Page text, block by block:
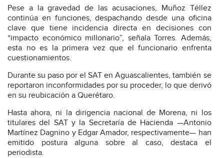
Pese a la gravedad de las acusaciones, Muñoz Téllez
continúa en funciones, despachando desde una oficina
clave que tiene incidencia directa en decisiones con
“impacto económico millonario”, señala Torres. Además,
esta no es la primera vez que el funcionario enfrenta
cuestionamientos.
Durante su paso por el SAT en Aguascalientes, también se
reportaron inconformidades por su proceder, lo que derivó
en su reubicación a Querétaro.
Hasta ahora, ni la dirigencia nacional de Morena, ni los
titulares del SAT y la Secretaría de Hacienda —Antonio
Martínez Dagnino y Edgar Amador, respectivamente— han
emitido postura alguna sobre al caso, destaca el
periodista.